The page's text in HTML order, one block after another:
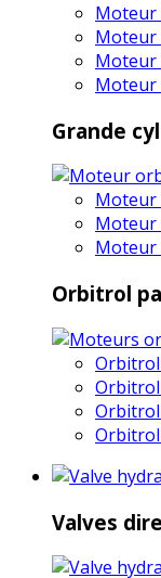
Moteur
Moteur
Moteur
Moteur
Grande
Moteur
Moteur
Moteur
Orbitrol
Orbitrol
Orbitrol
Orbitrol
Orbitrol
Valves